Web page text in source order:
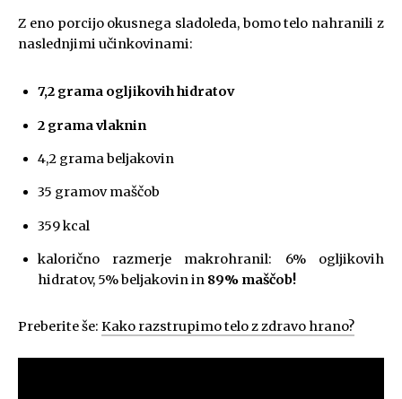
Z eno porcijo okusnega sladoleda, bomo telo nahranili z
naslednjimi učinkovinami:
7,2 grama ogljikovih hidratov
2 grama vlaknin
4,2 grama beljakovin
35 gramov maščob
359 kcal
kalorično razmerje makrohranil: 6% ogljikovih
hidratov, 5% beljakovin in 89% maščob!
Preberite še:Kako razstrupimo telo z zdravo hrano?